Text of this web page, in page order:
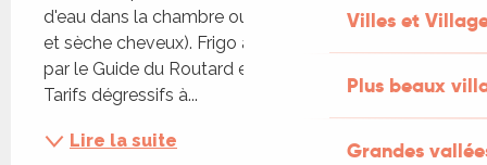
Villes et
Plus beaux
Grandes
d'eau dans la chambre ou sur le palier (bouilloire
et sèche cheveux). Frigo à dispo. Recommandée
par le Guide du Routard et Guide Vert Michelin.
Tarifs dégressifs à...
Lire la suite